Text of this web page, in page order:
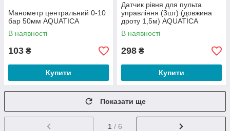
Манометр центральний 0-10
бар 50мм AQUATICA
В наявності
103 ₴
Купити
Датчик рівня для пульта
управління (3шт) (довжина
дроту 1,5м) AQUATICA
В наявності
298 ₴
Купити
Показати ще
1 / 6